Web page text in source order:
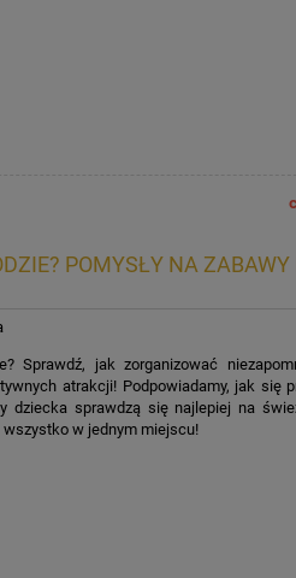
POMYSŁY NA ZABAWY
Sprawdź, jak zorganizować
atrakcji! Podpowiadamy, jak się
dziecka sprawdzą się najlepiej na
wszystko w jednym miejscu!